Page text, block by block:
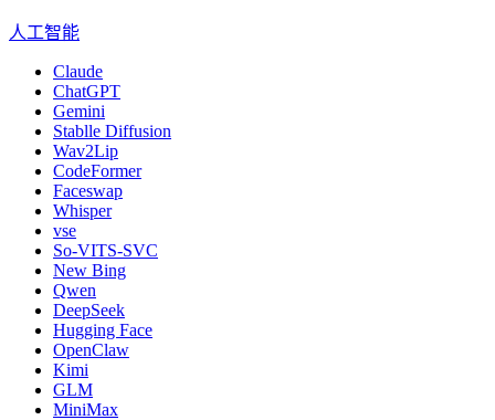
人工智能
Claude
ChatGPT
Gemini
Stablle Diffusion
Wav2Lip
CodeFormer
Faceswap
Whisper
vse
So-VITS-SVC
New Bing
Qwen
DeepSeek
Hugging Face
OpenClaw
Kimi
GLM
MiniMax